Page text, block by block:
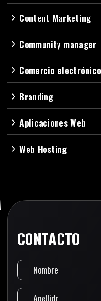
navigate_next Content Marketing
navigate_next Community manager
navigate_next Comercio electrónico
navigate_next Branding
navigate_nextAplicaciones Web
navigate_nextWeb Hosting
CONTACTO